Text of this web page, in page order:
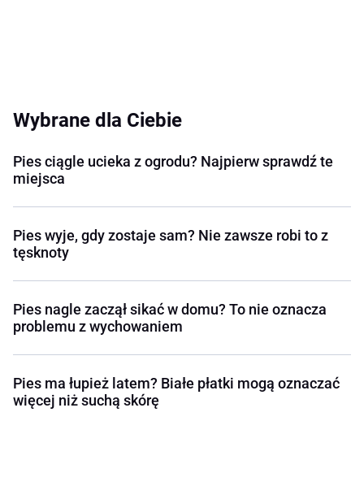
Wybrane dla Ciebie
Pies ciągle ucieka z ogrodu? Najpierw sprawdź te
miejsca
Pies wyje, gdy zostaje sam? Nie zawsze robi to z
tęsknoty
Pies nagle zaczął sikać w domu? To nie oznacza
problemu z wychowaniem
Pies ma łupież latem? Białe płatki mogą oznaczać
więcej niż suchą skórę